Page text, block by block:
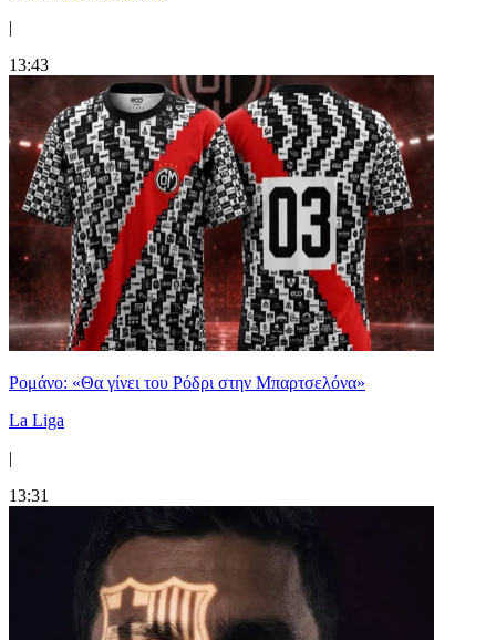
|
13:43
Ρομάνο: «Θα γίνει του Ρόδρι στην Μπαρτσελόνα»
La Liga
|
13:31